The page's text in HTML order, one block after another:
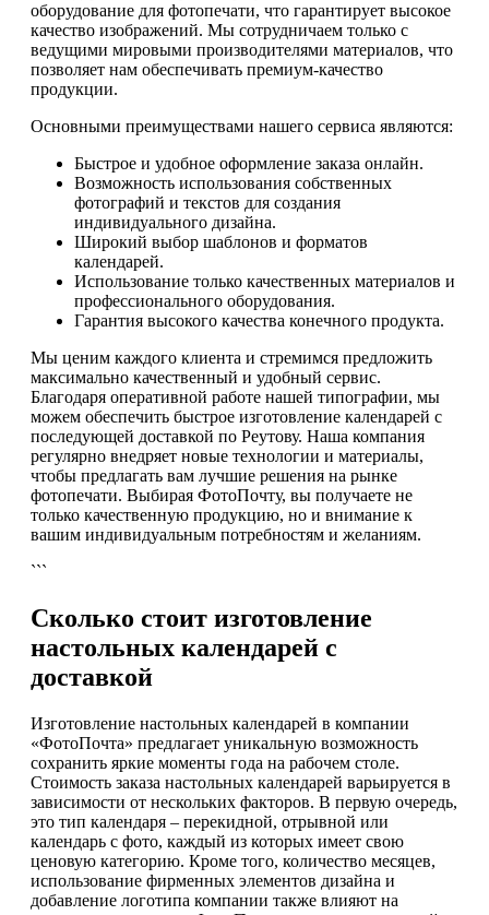
оборудование для фотопечати, что гарантирует высокое
качество изображений. Мы сотрудничаем только с
ведущими мировыми производителями материалов, что
позволяет нам обеспечивать премиум-качество
продукции.
Основными преимуществами нашего сервиса являются:
Быстрое и удобное оформление заказа онлайн.
Возможность использования собственных
фотографий и текстов для создания
индивидуального дизайна.
Широкий выбор шаблонов и форматов
календарей.
Использование только качественных материалов и
профессионального оборудования.
Гарантия высокого качества конечного продукта.
Мы ценим каждого клиента и стремимся предложить
максимально качественный и удобный сервис.
Благодаря оперативной работе нашей типографии, мы
можем обеспечить быстрое изготовление календарей с
последующей доставкой по Реутову. Наша компания
регулярно внедряет новые технологии и материалы,
чтобы предлагать вам лучшие решения на рынке
фотопечати. Выбирая ФотоПочту, вы получаете не
только качественную продукцию, но и внимание к
вашим индивидуальным потребностям и желаниям.
```
Сколько стоит изготовление
настольных календарей с
доставкой
Изготовление настольных календарей в компании
«ФотоПочта» предлагает уникальную возможность
сохранить яркие моменты года на рабочем столе.
Стоимость заказа настольных календарей варьируется в
зависимости от нескольких факторов. В первую очередь,
это тип календаря – перекидной, отрывной или
календарь с фото, каждый из которых имеет свою
ценовую категорию. Кроме того, количество месяцев,
использование фирменных элементов дизайна и
добавление логотипа компании также влияют на